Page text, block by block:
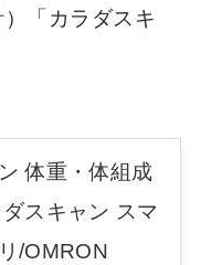
「カラダスキ
体重・体組成
スキャン スマ
/OMRON